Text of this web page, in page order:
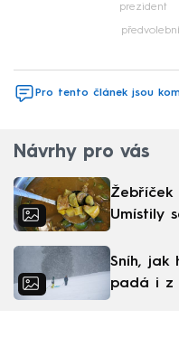
prezident
Pro tento článek jsou
Návrhy pro vás
Žebříček
Umístily
Sníh, jak
padá i z